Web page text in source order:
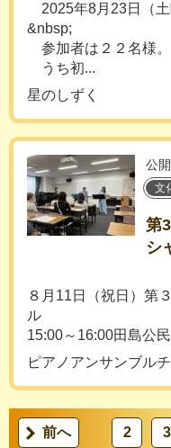
2025年8月23日（土
&nbsp;
参加者は２２名様。
うち初...
星のしずく
公
文
第
シ
８月11日（祝日）第
ル
15:00～16:00田島公
ピアノアンサンブル
前へ 2 3